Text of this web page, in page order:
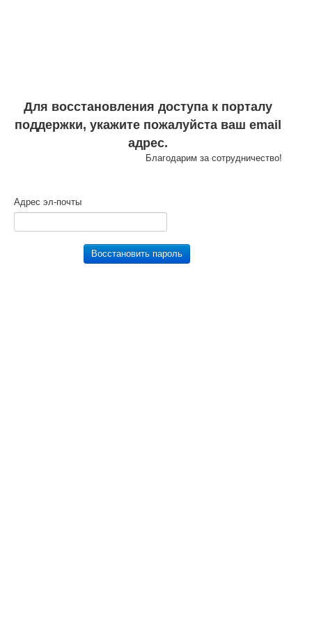
Для восстановления доступа к порталу
поддержки, укажите пожалуйста ваш email
адрес.
Благодарим за сотрудничество!
Адрес эл-почты